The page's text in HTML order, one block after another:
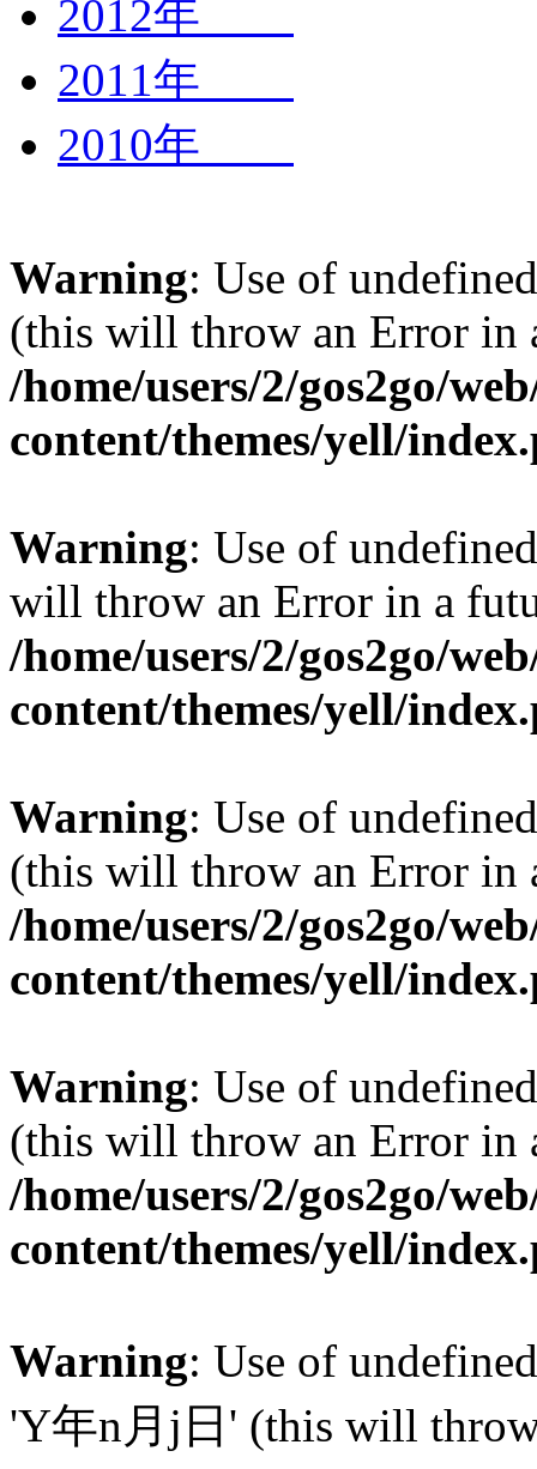
2012年
2011年
2010年
Warning: Use of
(this will throw an Error in
/home/users/2/gos2go/
content/themes/yell/
Warning: Use of
will throw an Error in a
/home/users/2/gos2go/
content/themes/yell/
Warning: Use of
(this will throw an Error in
/home/users/2/gos2go/
content/themes/yell/
Warning: Use of
(this will throw an Error in
/home/users/2/gos2go/
content/themes/yell/
Warning: Use of
'Y年n月j日' (this will